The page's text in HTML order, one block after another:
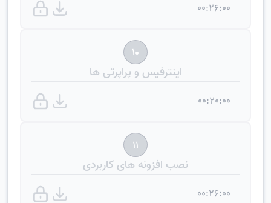
00:26:00
10
اینترفیس و پراپرتی ها
00:20:00
11
نصب افزونه های کاربردی
00:26:00